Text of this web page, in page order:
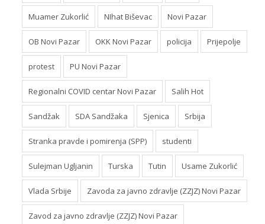
Muamer Zukorlić NIhat Biševac Novi Pazar
OB Novi Pazar OKK Novi Pazar policija Prijepolje
protest PU Novi Pazar
Regionalni COVID centar Novi Pazar Salih Hot
Sandžak SDA Sandžaka Sjenica Srbija
Stranka pravde i pomirenja (SPP) studenti
Sulejman Ugljanin Turska Tutin Usame Zukorlić
Vlada Srbije Zavoda za javno zdravlje (ZZJZ) Novi Pazar
Zavod za javno zdravlje (ZZJZ) Novi Pazar